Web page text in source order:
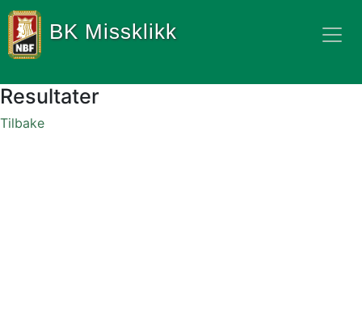
BK Missklikk
Resultater
Tilbake